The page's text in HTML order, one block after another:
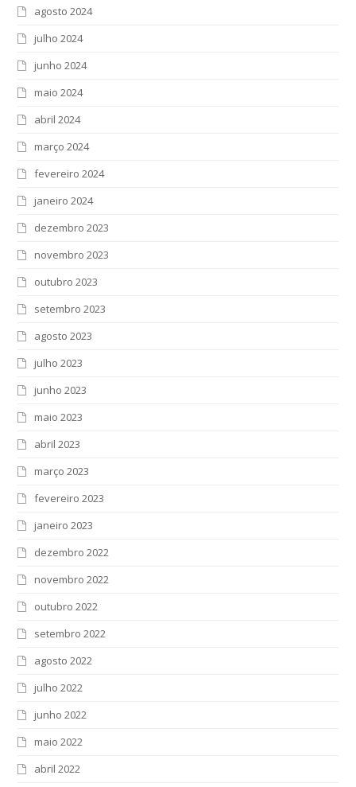
agosto 2024
julho 2024
junho 2024
maio 2024
abril 2024
março 2024
fevereiro 2024
janeiro 2024
dezembro 2023
novembro 2023
outubro 2023
setembro 2023
agosto 2023
julho 2023
junho 2023
maio 2023
abril 2023
março 2023
fevereiro 2023
janeiro 2023
dezembro 2022
novembro 2022
outubro 2022
setembro 2022
agosto 2022
julho 2022
junho 2022
maio 2022
abril 2022